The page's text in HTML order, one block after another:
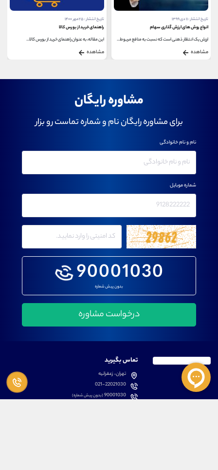
تاریخ انتشار : ۲۵ مهر ۱۴۰۰
راهنمای خرید از بورس کالا
این مقاله، به عنوان راهنمای خرید از بورس کالا...
مشاهده
تاریخ انتشار : ۲۴ آذر ۱۴۰۰
نحوه تعیین حد ضرر در بورس
هنگام تصمیم گیری برای خرید یا عدم خرید یک سهم،...
مشاهده
مشاوره رایگان
برای مشاوره رایگان نام و شماره تماست رو بزار
90001030
بدون پیش شماره
نام و نام خانوادگی
شماره موبایل
تماس بگیرید
تهران، زعفرانیه
021-22021030
90001030(بدون پیش شماره)